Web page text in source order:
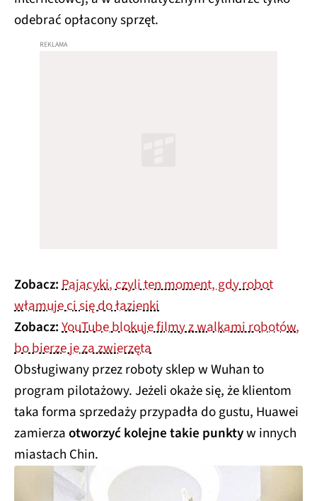
odebrać opłacony sprzęt.
Zobacz:Pajacyki, czyli ten moment, gdy robot
włamuje ci się do łazienki
Zobacz:YouTube blokuje filmy z walkami robotów,
bo bierze je za zwierzęta
Obsługiwany przez roboty sklep w Wuhan to
program pilotażowy. Jeżeli okaże się, że klientom
taka forma sprzedaży przypadła do gustu, Huawei
zamierzaotworzyć kolejne takie punktyw innych
miastach Chin.